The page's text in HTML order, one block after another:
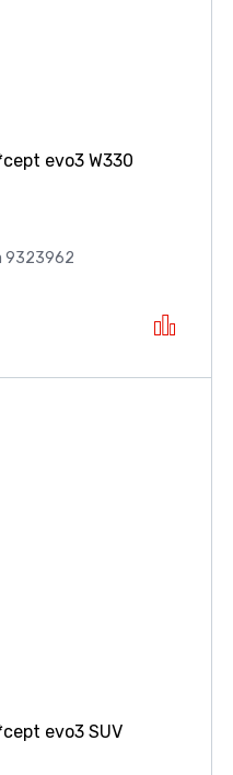
evo3 W330
9323962
evo3 SUV